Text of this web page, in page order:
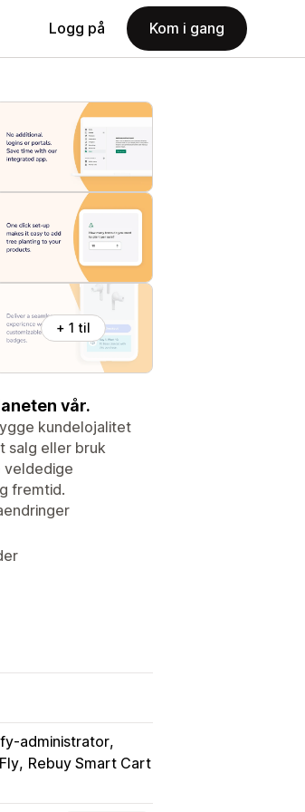
Logg på Kom i gang
+ 1 til
vår.
kundelojalitet
salg eller bruk
veldedige
fremtid.
administrator
Rebuy Smart Cart